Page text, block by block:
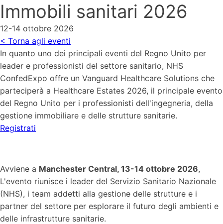
Immobili sanitari 2026
12-14 ottobre 2026
< Torna agli eventi
In quanto uno dei principali eventi del Regno Unito per
leader e professionisti del settore sanitario, NHS
ConfedExpo offre un Vanguard Healthcare Solutions che
parteciperà a Healthcare Estates 2026, il principale evento
del Regno Unito per i professionisti dell'ingegneria, della
gestione immobiliare e delle strutture sanitarie.
Registrati
Avviene a Manchester Central, 13-14 ottobre 2026,
L'evento riunisce i leader del Servizio Sanitario Nazionale
(NHS), i team addetti alla gestione delle strutture e i
partner del settore per esplorare il futuro degli ambienti e
delle infrastrutture sanitarie.